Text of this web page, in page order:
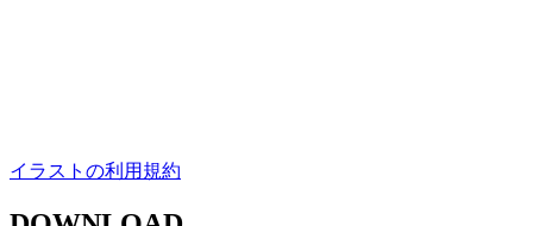
イラストの利用規約